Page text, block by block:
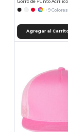
Gorro de Punto
+9 Colores
Agregar al